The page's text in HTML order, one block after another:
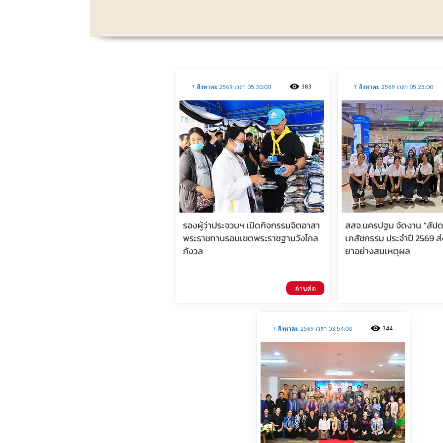
ประชาสัมพันธ์
7 สิงหาคม 2569 เวลา 05:30:00
รองผู้ว่าประจวบฯ เปิดกิจกรรมจิตอาสา
พระราชทานรอบเขตพระราชฐานวังไกล
กังวล
383
อ่านต่อ
7 สิงหาคม 2569 เวลา 05:25:00
สสจ.นครปฐม จัดงาน “สัป
เภสัชกรรม ประจำปี 2569
ยาอย่างสมเหตุผล
7 สิงหาคม 2569 เวลา 03:54:00 344